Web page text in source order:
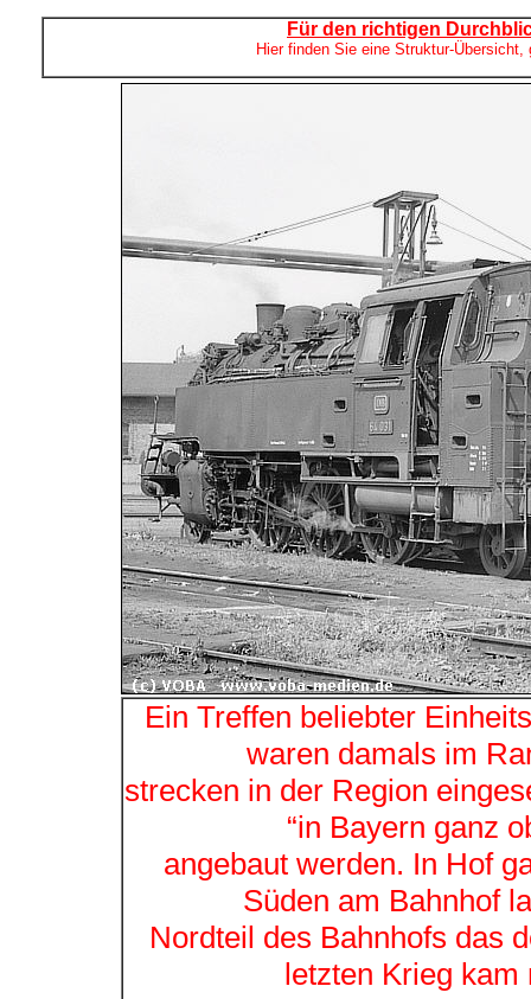
Für den richtigen
Hier finden Sie eine Struktur-
Ein Treffen beliebter
waren damals im
strecken in der Region
“in Bayern ganz
angebaut werden. In Hof
Süden am Bahnhof
Nordteil des Bahnhofs das
letzten Krieg